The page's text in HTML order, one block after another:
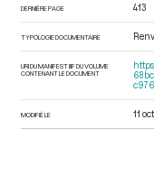
DERNIÈRE PAGE 413
TYPOLOGIE DOCUMENTAIRE
URI DU MANIFEST IIIF DU VOLUME
CONTENANT LE DOCUMENT
MODIFIÉ LE 11